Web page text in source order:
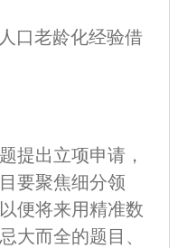
口老龄化经验借
提出立项申请，
要聚焦细分领
便将来用精准数
大而全的题目、